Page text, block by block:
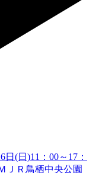
(日)11：00～17：
ＪＲ鳥栖中央公園